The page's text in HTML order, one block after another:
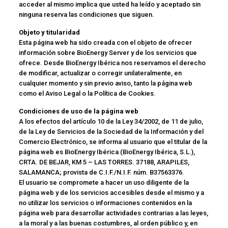
acceder al mismo implica que usted ha leído y aceptado sin
ninguna reserva las condiciones que siguen.
Objeto y titularidad
Esta página web ha sido creada con el objeto de ofrecer
información sobre BioEnergy Server y de los servicios que
ofrece. Desde BioEnergy Ibérica nos reservamos el derecho
de modificar, actualizar o corregir unilateralmente, en
cualquier momento y sin previo aviso, tanto la página web
como el Aviso Legal o la Política de Cookies.
Condiciones de uso de la página web
A los efectos del artículo 10 de la Ley 34/2002, de 11 de julio,
de la Ley de Servicios de la Sociedad de la Información y del
Comercio Electrónico, se informa al usuario que el titular de la
página web es BioEnergy Ibérica (BioEnergy Ibérica, S.L.),
CRTA. DE BEJAR, KM 5 – LAS TORRES. 37188, ARAPILES,
SALAMANCA; provista de C.I.F./N.I.F. núm. B37563376.
El usuario se compromete a hacer un uso diligente de la
página web y de los servicios accesibles desde el mismo y a
no utilizar los servicios o informaciones contenidos en la
página web para desarrollar actividades contrarias a las leyes,
a la moral y a las buenas costumbres, al orden público y, en